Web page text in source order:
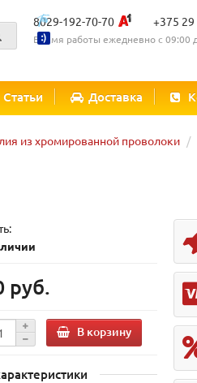
8029-192-70-70 +375
Время работы ежедневно с 09:00
Статьи Доставка
из хромированной проволоки
руб.
В корзину